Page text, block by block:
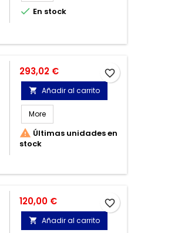
 En stock
Precio
293,02 €
 Añadir al carrito
More
 Últimas unidades en
stock
favorite_border
Precio
120,00 €
 Añadir al carrito
favorite_border